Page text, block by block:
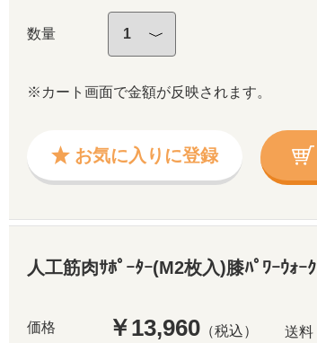
数量
※カート画面で金額が反映されます。
お気に入りに登録
人工筋肉ｻﾎﾟｰﾀｰ(M2枚入)膝ﾊﾟﾜｰｳｫｰｸ
価格 ￥13,960 （税込） 送料